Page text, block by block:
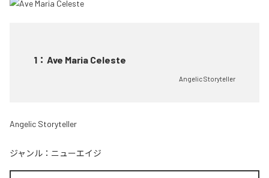
1 ： Ave Maria Celeste
Angelic Storyteller
Angelic Storyteller
ジャンル： ニューエイジ